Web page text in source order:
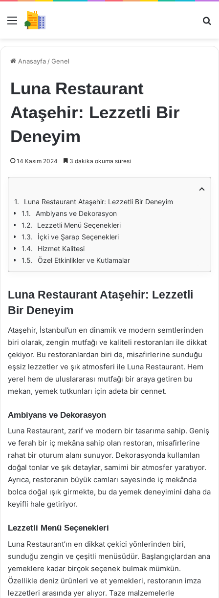
Menü
Anasayfa /Genel
Luna Restaurant
Ataşehir: Lezzetli Bir
Deneyim
14 Kasım 2024 3 dakika okuma süresi
Luna Restaurant Ataşehir: Lezzetli Bir Deneyim
Ambiyans ve Dekorasyon
Lezzetli Menü Seçenekleri
İçki ve Şarap Seçenekleri
Hizmet Kalitesi
Özel Etkinlikler ve Kutlamalar
Luna Restaurant Ataşehir: Lezzetli
Bir Deneyim
Ataşehir, İstanbul’un en dinamik ve modern semtlerinden
biri olarak, zengin mutfağı ve kaliteli restoranları ile dikkat
çekiyor. Bu restoranlardan biri de, misafirlerine sunduğu
eşsiz lezzetler ve şık atmosferi ile Luna Restaurant. Hem
yerel hem de uluslararası mutfağı bir araya getiren bu
mekan, yemek tutkunları için adeta bir cennet.
Ambiyans ve Dekorasyon
Luna Restaurant, zarif ve modern bir tasarıma sahip. Geniş
ve ferah bir iç mekâna sahip olan restoran, misafirlerine
rahat bir oturum alanı sunuyor. Dekorasyonda kullanılan
doğal tonlar ve şık detaylar, samimi bir atmosfer yaratıyor.
Ayrıca, restoranın büyük camları sayesinde iç mekânda
bolca doğal ışık girmekte, bu da yemek deneyimini daha da
keyifli hale getiriyor.
Lezzetli Menü Seçenekleri
Luna Restaurant’ın en dikkat çekici yönlerinden biri,
sunduğu zengin ve çeşitli menüsüdür. Başlangıçlardan ana
yemeklere kadar birçok seçenek bulmak mümkün.
Özellikle deniz ürünleri ve et yemekleri, restoranın imza
lezzetleri arasında yer alıyor. Taze malzemelerle